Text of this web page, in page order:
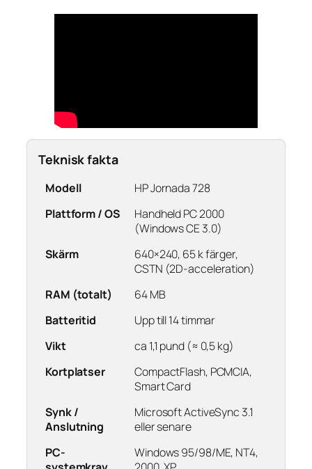
Teknisk fakta
Modell
HP Jornada 728
Plattform / OS
Handheld PC 2000
(Windows CE 3.0)
Skärm
640×240, 65 k färger,
CSTN (2D-acceleration)
RAM (totalt)
64 MB
Batteritid
Upp till 14 timmar
Vikt
ca 1,1 pund (≈ 0,5 kg)
Kortplatser
CompactFlash, PCMCIA,
Smart Card
Synk /
Anslutning
Microsoft ActiveSync 3.1
eller senare
PC-
Windows 95/98/ME, NT4,